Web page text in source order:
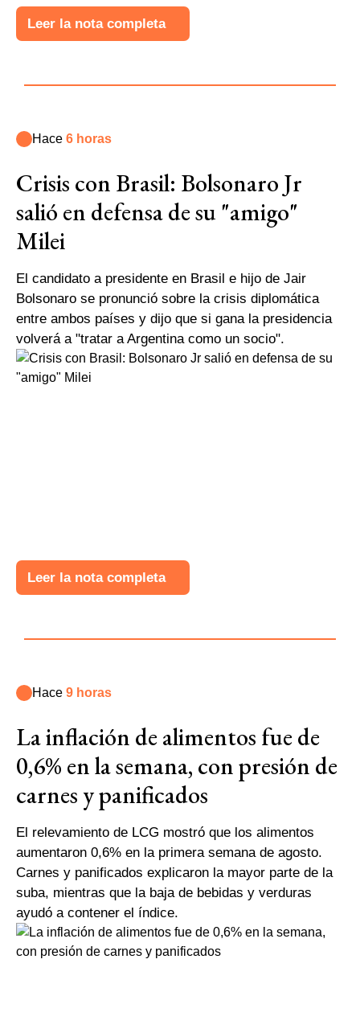
Leer la nota completa
Hace 6 horas
Crisis con Brasil: Bolsonaro Jr
salió en defensa de su "amigo"
Milei
El candidato a presidente en Brasil e hijo de Jair
Bolsonaro se pronunció sobre la crisis diplomática
entre ambos países y dijo que si gana la presidencia
volverá a "tratar a Argentina como un socio".
Leer la nota completa
Hace 9 horas
La inflación de alimentos fue de
0,6% en la semana, con presión de
carnes y panificados
El relevamiento de LCG mostró que los alimentos
aumentaron 0,6% en la primera semana de agosto.
Carnes y panificados explicaron la mayor parte de la
suba, mientras que la baja de bebidas y verduras
ayudó a contener el índice.